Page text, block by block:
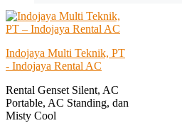
Indojaya Multi Teknik, PT
- Indojaya Rental AC
Rental Genset Silent, AC
Portable, AC Standing, dan
Misty Cool